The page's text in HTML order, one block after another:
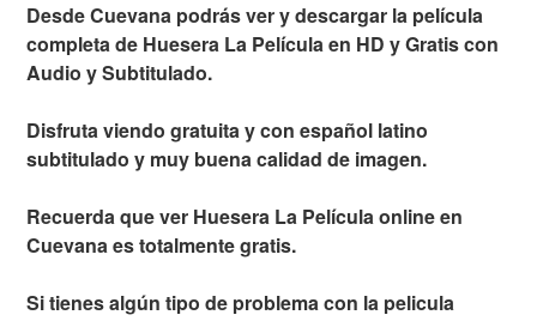
Desde Cuevana podrás ver y descargar la película
completa de Huesera La Película en HD y Gratis con
Audio y Subtitulado.
Disfruta viendo gratuita y con español latino
subtitulado y muy buena calidad de imagen.
Recuerda que ver Huesera La Película online en
Cuevana es totalmente gratis.
Si tienes algún tipo de problema con la pelicula